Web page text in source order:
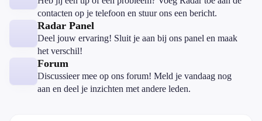
contacten op je telefoon en stuur ons een bericht.
Radar Panel
Deel jouw ervaring! Sluit je aan bij ons panel en maak
het verschil!
Forum
Discussieer mee op ons forum! Meld je vandaag nog
aan en deel je inzichten met andere leden.